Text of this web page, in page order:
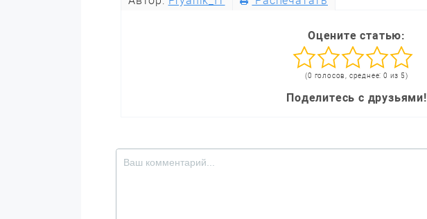
Оцените статью:
(0 голосов, среднее: 0 из 5)
Поделитесь с друзьями!